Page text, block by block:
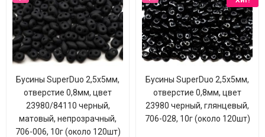
Бусины SuperDuo 2,5х5мм,
отверстие 0,8мм, цвет
23980/84110 черный,
матовый, непрозрачный,
706-006, 10г (около 120шт)
Бусины SuperDuo 2,5х5мм,
отверстие 0,8мм, цвет
23980 черный, глянцевый,
706-028, 10г (около 120шт)